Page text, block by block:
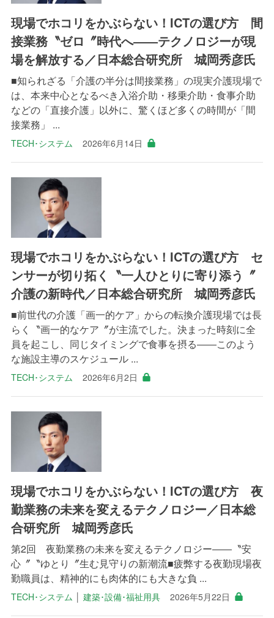
現場でホコリをかぶらない！ICTの選び方 間
接業務〝ゼロ〞時代へ――テクノロジーが現
場を解放する／日本総合研究所 城岡秀彦氏
■知られざる「介護の半分は間接業務」の現実介護現場で
は、本来中心となるべき入浴介助・移乗介助・食事介助
などの「直接介護」以外に、驚くほど多くの時間が「間
接業務」 ...
TECH･システム 2026年6月14日
現場でホコリをかぶらない！ICTの選び方 セ
ンサーが切り拓く〝一人ひとりに寄り添う〞
介護の新時代／日本総合研究所 城岡秀彦氏
■前世代の介護「画一的ケア」からの転換介護現場では長
らく〝画一的なケア〞が主流でした。決まった時刻に全
員を起こし、同じタイミングで食事を摂る――このよう
な施設主導のスケジュール ...
TECH･システム 2026年6月2日
現場でホコリをかぶらない！ICTの選び方 夜
勤業務の未来を変えるテクノロジー／日本総
合研究所 城岡秀彦氏
第2回 夜勤業務の未来を変えるテクノロジー――〝安
心〞〝ゆとり〞生む見守りの新潮流■疲弊する夜勤現場夜
勤職員は、精神的にも肉体的にも大きな負 ...
TECH･システム │ 建築･設備･福祉用具 2026年5月22日